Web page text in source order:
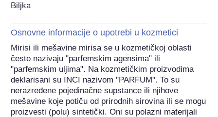
Biljka
Osnovne informacije o upotrebi u kozmetici
Mirisi ili mešavine mirisa se u kozmetičkoj oblasti
često nazivaju "parfemskim agensima" ili
"parfemskim uljima". Na kozmetičkim proizvodima
deklarisani su INCI nazivom "PARFUM". To su
nerazređene pojedinačne supstance ili njihove
mešavine koje potiču od prirodnih sirovina ili se mogu
proizvesti (polu) sintetički. Oni su polazni materijali